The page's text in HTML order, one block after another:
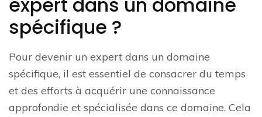
spécifique ?
Pour devenir un expert dans un domaine
spécifique, il est essentiel de consacrer du temps
et des efforts à acquérir une connaissance
approfondie et spécialisée dans ce domaine. Cela